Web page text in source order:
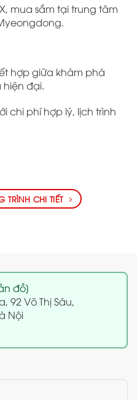
mua sắm tại trung tâm
hợp giữa khám phá
hiện đại.
chi phí hợp lý, lịch trình
TRÌNH CHI TIẾT
đồ]
92 Võ Thị Sáu,
Nội